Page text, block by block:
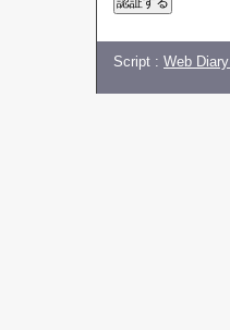
Script : Web